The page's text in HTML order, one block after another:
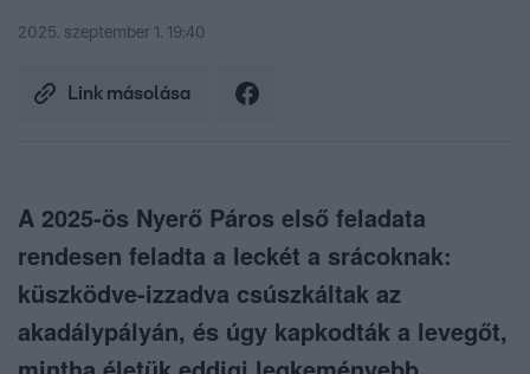
2025. szeptember 1. 19:40
Link másolása
A 2025-ös Nyerő Páros első feladata
rendesen feladta a leckét a srácoknak:
küszködve-izzadva csúszkáltak az
akadálypályán, és úgy kapkodták a levegőt,